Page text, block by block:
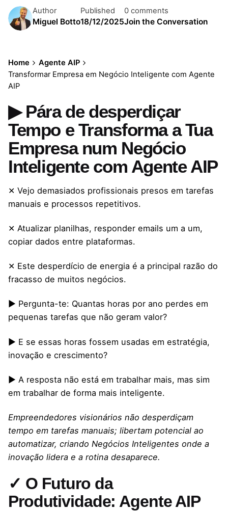
Author
Miguel Botto
Published
18/12/2025
0 comments
Join the Conversation
Home
Agente AIP
Transformar Empresa em Negócio Inteligente com Agente
AIP
▶ Pára de desperdiçar
Tempo e Transforma a Tua
Empresa num Negócio
Inteligente com Agente AIP
✕ Vejo demasiados profissionais presos em tarefas
manuais e processos repetitivos.
✕ Atualizar planilhas, responder emails um a um,
copiar dados entre plataformas.
✕ Este desperdício de energia é a principal razão do
fracasso de muitos negócios.
▶ Pergunta-te: Quantas horas por ano perdes em
pequenas tarefas que não geram valor?
▶ E se essas horas fossem usadas em estratégia,
inovação e crescimento?
▶ A resposta não está em trabalhar mais, mas sim
em trabalhar de forma mais inteligente.
Empreendedores visionários não desperdiçam
tempo em tarefas manuais; libertam potencial ao
automatizar, criando Negócios Inteligentes onde a
inovação lidera e a rotina desaparece.
✓ O Futuro da
Produtividade: Agente AIP